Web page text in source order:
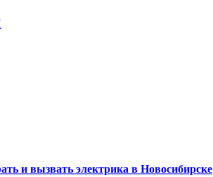
и вызвать электрика в Новосибирске